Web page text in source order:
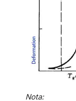
Nota: